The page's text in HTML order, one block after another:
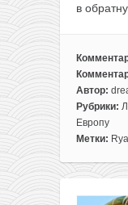
в
к
записи
на
из
Автор:
Рубрики:
Европу
Метки: